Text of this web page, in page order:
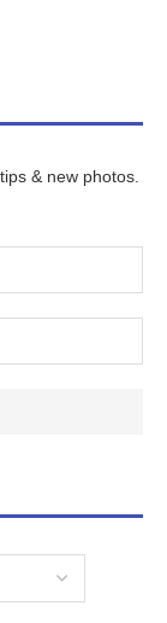
& new photos.